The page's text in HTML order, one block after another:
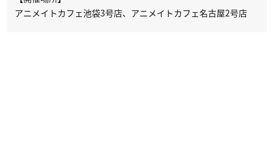
アニメイトカフェ池袋3号店、アニメイトカフェ名古屋2号店